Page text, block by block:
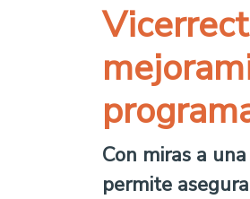
Con miras a
permite